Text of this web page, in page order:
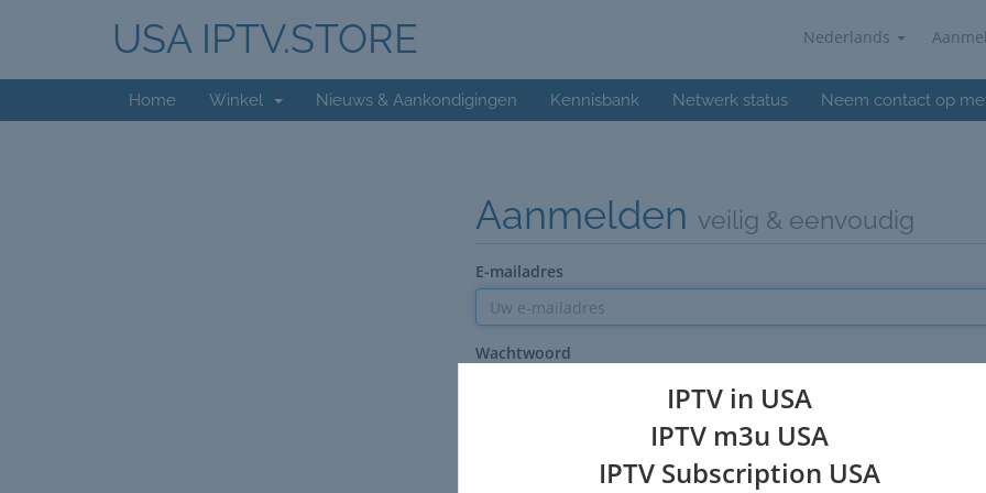
IPTV in USA
IPTV m3u USA
IPTV Subscription USA
Nederlands
USA IPTV.STORE
Home Winkel Nieuws & Aankondigingen Kennisbank Netwerk status Neem contact op
Aanmelden veilig & eenvoudig
E-mailadres
Wachtwoord
Wachtwoord vergeten?